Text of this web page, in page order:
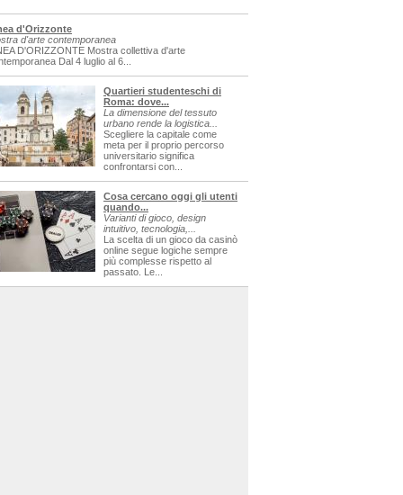
d'Orizzonte
d'arte contemporanea
D'ORIZZONTE Mostra collettiva d'arte
Dal 4 luglio al 6...
Quartieri studenteschi di
Roma: dove...
La dimensione del tessuto
urbano rende la logistica...
Scegliere la capitale come
meta per il proprio percorso
universitario significa
confrontarsi con...
Cosa cercano oggi gli utenti
quando...
Varianti di gioco, design
intuitivo, tecnologia,...
La scelta di un gioco da casinò
online segue logiche sempre
più complesse rispetto al
passato. Le...